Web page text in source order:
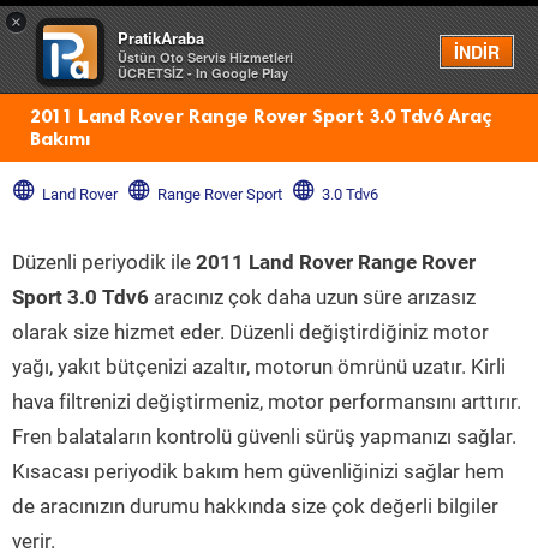
×
PratikAraba
Üstün Oto Servis Hizmetleri
ÜCRETSİZ - In Google Play
İNDİR
Menü
2011 Land Rover Range Rover Sport 3.0 Tdv6 Araç
Bakımı
Land Rover Range Rover Sport 3.0 Tdv6
Düzenli periyodik ile 2011 Land Rover Range Rover
Sport 3.0 Tdv6 aracınız çok daha uzun süre arızasız
olarak size hizmet eder. Düzenli değiştirdiğiniz motor
yağı, yakıt bütçenizi azaltır, motorun ömrünü uzatır. Kirli
hava filtrenizi değiştirmeniz, motor performansını arttırır.
Fren balataların kontrolü güvenli sürüş yapmanızı sağlar.
Kısacası periyodik bakım hem güvenliğinizi sağlar hem
de aracınızın durumu hakkında size çok değerli bilgiler
verir.